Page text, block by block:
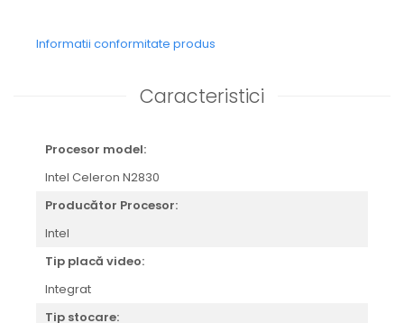
Informatii conformitate produs
Caracteristici
Procesor model:
Intel Celeron N2830
Producător Procesor:
Intel
Tip placă video:
Integrat
Tip stocare: